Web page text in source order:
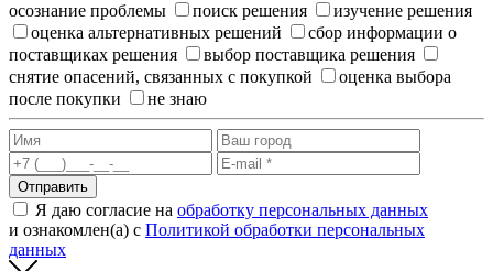
осознание проблемы
поиск решения
изучение решения
оценка альтернативных решений
сбор информации о
поставщиках решения
выбор поставщика решения
снятие опасений, связанных с покупкой
оценка выбора
после покупки
не знаю
Отправить
Я даю согласие на обработку персональных данных
и ознакомлен(а) с Политикой обработки персональных
данных